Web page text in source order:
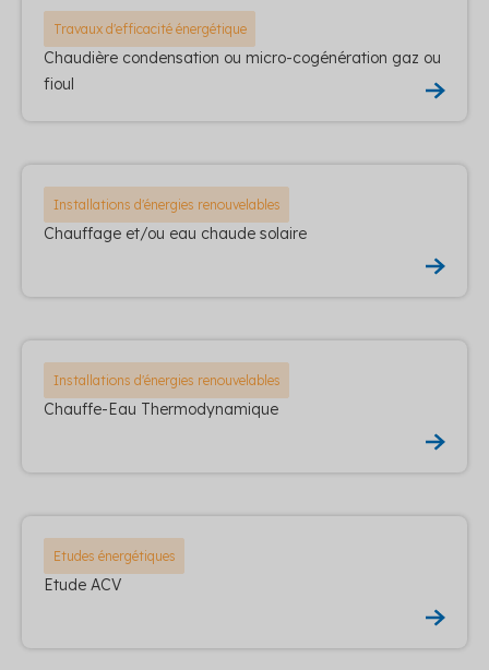
Travaux d'efficacité énergétique
Chaudière condensation ou micro-cogénération gaz ou
fioul
Installations d'énergies renouvelables
Chauffage et/ou eau chaude solaire
Installations d'énergies renouvelables
Chauffe-Eau Thermodynamique
Etudes énergétiques
Etude ACV